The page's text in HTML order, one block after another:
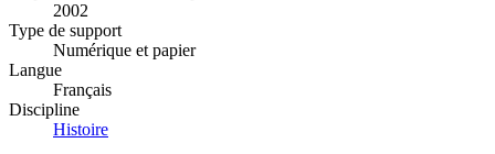
2002
Type de support
Numérique et papier
Langue
Français
Discipline
Histoire